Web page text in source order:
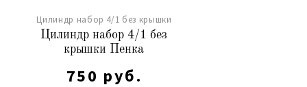
Цилиндр набор 4/1 без крышки
Цилиндр набор 4/1 без
крышки Пенка
750 руб.